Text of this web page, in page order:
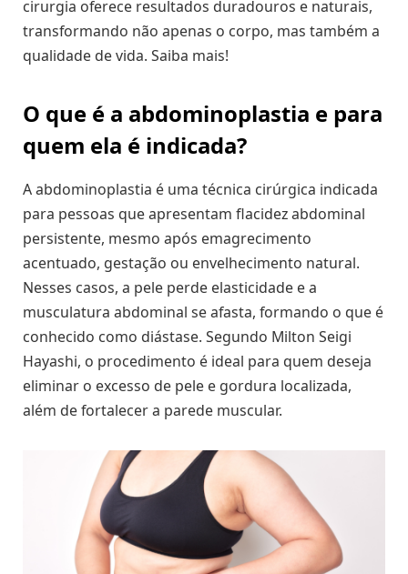
cirurgia oferece resultados duradouros e naturais,
transformando não apenas o corpo, mas também a
qualidade de vida. Saiba mais!
O que é a abdominoplastia e para
quem ela é indicada?
A abdominoplastia é uma técnica cirúrgica indicada
para pessoas que apresentam flacidez abdominal
persistente, mesmo após emagrecimento
acentuado, gestação ou envelhecimento natural.
Nesses casos, a pele perde elasticidade e a
musculatura abdominal se afasta, formando o que é
conhecido como diástase. Segundo Milton Seigi
Hayashi, o procedimento é ideal para quem deseja
eliminar o excesso de pele e gordura localizada,
além de fortalecer a parede muscular.